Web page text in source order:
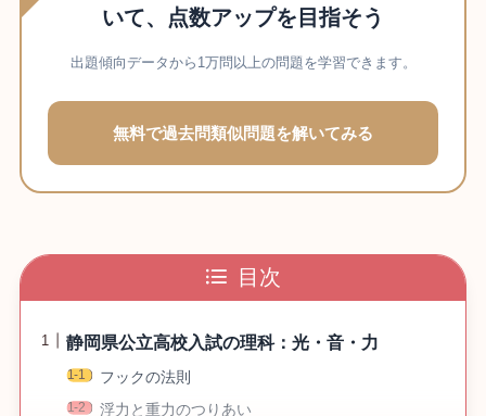
いて、点数アップを目指そう
出題傾向データから1万問以上の問題を学習できます。
無料で過去問類似問題を解いてみる
目次
静岡県公立高校入試の理科：光・音・力
フックの法則
浮力と重力のつりあい